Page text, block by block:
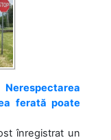
ferată poate
înregistrat un